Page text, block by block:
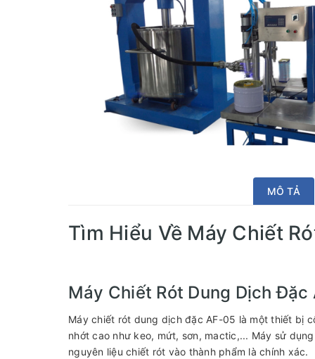
MÔ TẢ
Tìm Hiểu Về Máy Chiết
Máy Chiết Rót Dung Dịch Đặc
Máy chiết rót dung dịch đặc AF-05 là một thiết bị
nhớt cao như keo, mứt, sơn, mactic,... Máy sử
nguyên liệu chiết rót vào thành phẩm là chính xác.